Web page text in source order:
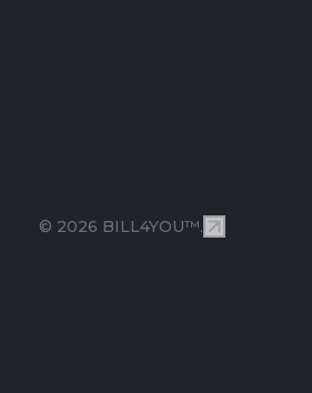
© 2026 BILL4YOU™.